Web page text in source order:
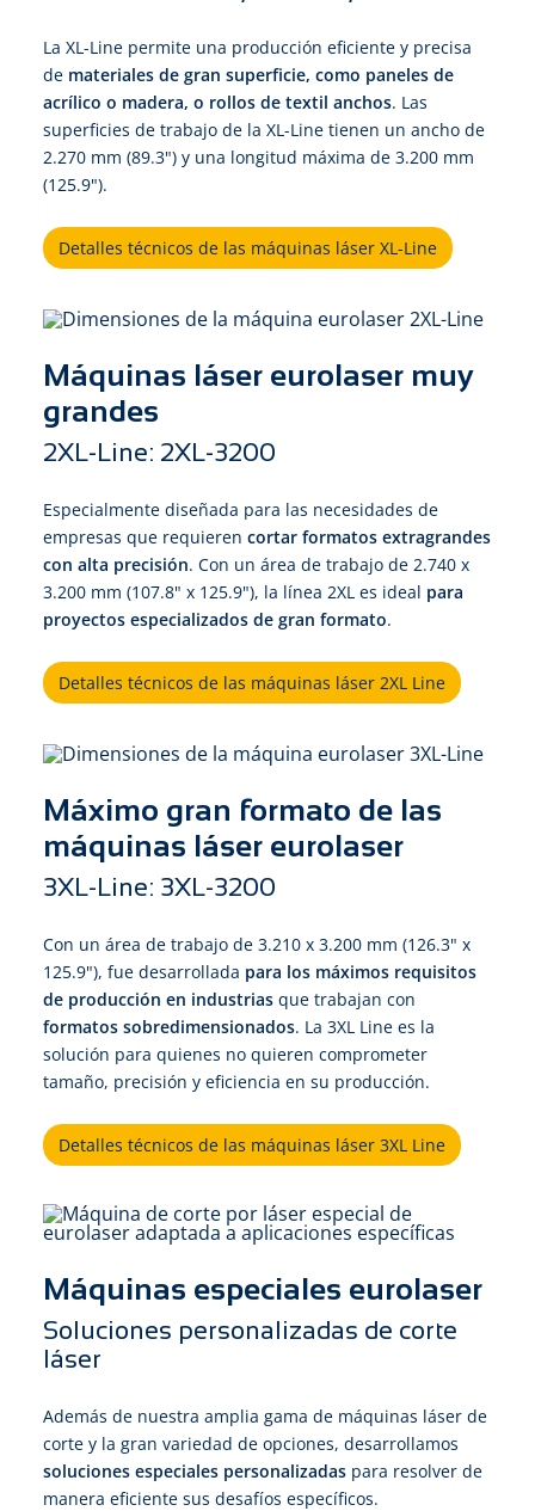
La XL-Line permite una producción eficiente y precisa
de materiales de gran superficie, como paneles de
acrílico o madera, o rollos de textil anchos. Las
superficies de trabajo de la XL-Line tienen un ancho de
2.270 mm (89.3") y una longitud máxima de 3.200 mm
(125.9").
Detalles técnicos de las máquinas láser XL-Line
Máquinas láser eurolaser muy
grandes
2XL-Line: 2XL-3200
Especialmente diseñada para las necesidades de
empresas que requieren cortar formatos extragrandes
con alta precisión. Con un área de trabajo de 2.740 x
3.200 mm (107.8" x 125.9"), la línea 2XL es ideal para
proyectos especializados de gran formato.
Detalles técnicos de las máquinas láser 2XL Line
Máximo gran formato de las
máquinas láser eurolaser
3XL-Line: 3XL-3200
Con un área de trabajo de 3.210 x 3.200 mm (126.3" x
125.9"), fue desarrollada para los máximos requisitos
de producción en industrias que trabajan con
formatos sobredimensionados. La 3XL Line es la
solución para quienes no quieren comprometer
tamaño, precisión y eficiencia en su producción.
Detalles técnicos de las máquinas láser 3XL Line
Máquinas especiales eurolaser
Soluciones personalizadas de corte
láser
Además de nuestra amplia gama de máquinas láser de
corte y la gran variedad de opciones, desarrollamos
soluciones especiales personalizadas para resolver de
manera eficiente sus desafíos específicos.